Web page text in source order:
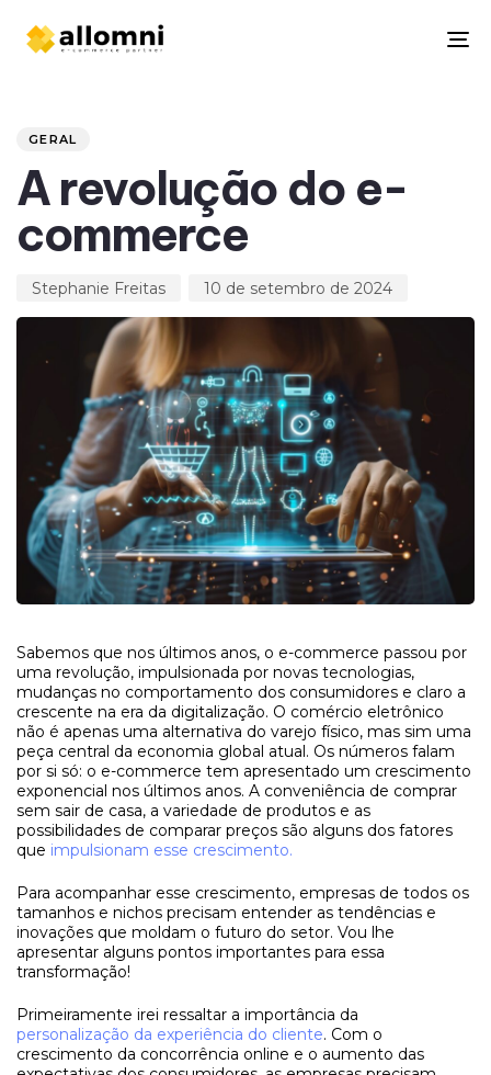
GERAL
A revolução do e-
commerce
Stephanie Freitas 10 de setembro de 2024
Sabemos que nos últimos anos, o e-commerce passou por
uma revolução, impulsionada por novas tecnologias,
mudanças no comportamento dos consumidores e claro a
crescente na era da digitalização. O comércio eletrônico
não é apenas uma alternativa do varejo físico, mas sim uma
peça central da economia global atual. Os números falam
por si só: o e-commerce tem apresentado um crescimento
exponencial nos últimos anos. A conveniência de comprar
sem sair de casa, a variedade de produtos e as
possibilidades de comparar preços são alguns dos fatores
que impulsionam esse crescimento.
Para acompanhar esse crescimento, empresas de todos os
tamanhos e nichos precisam entender as tendências e
inovações que moldam o futuro do setor. Vou lhe
apresentar alguns pontos importantes para essa
transformação!
Primeiramente irei ressaltar a importância da
personalização da experiência do cliente. Com o
crescimento da concorrência online e o aumento das